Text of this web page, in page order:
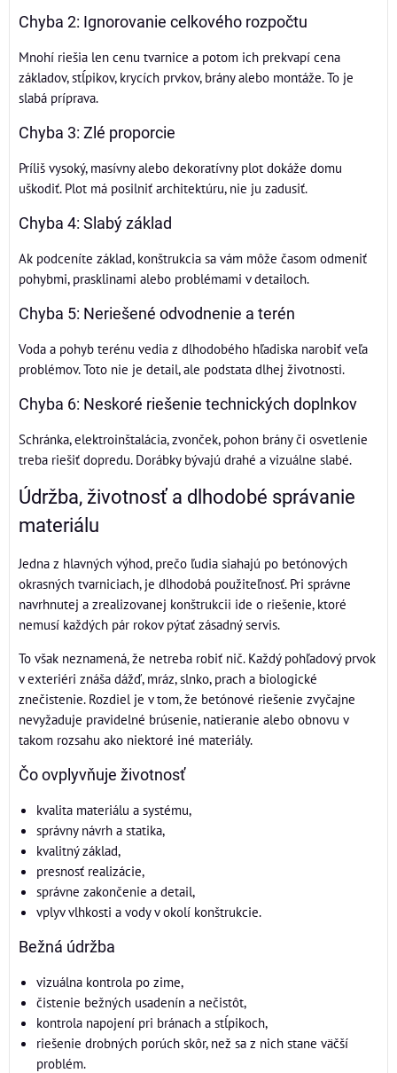
Chyba 2: Ignorovanie celkového rozpočtu
Mnohí riešia len cenu tvarnice a potom ich prekvapí cena
základov, stĺpikov, krycích prvkov, brány alebo montáže. To je
slabá príprava.
Chyba 3: Zlé proporcie
Príliš vysoký, masívny alebo dekoratívny plot dokáže domu
uškodiť. Plot má posilniť architektúru, nie ju zadusiť.
Chyba 4: Slabý základ
Ak podceníte základ, konštrukcia sa vám môže časom odmeniť
pohybmi, prasklinami alebo problémami v detailoch.
Chyba 5: Neriešené odvodnenie a terén
Voda a pohyb terénu vedia z dlhodobého hľadiska narobiť veľa
problémov. Toto nie je detail, ale podstata dlhej životnosti.
Chyba 6: Neskoré riešenie technických doplnkov
Schránka, elektroinštalácia, zvonček, pohon brány či osvetlenie
treba riešiť dopredu. Dorábky bývajú drahé a vizuálne slabé.
Údržba, životnosť a dlhodobé správanie
materiálu
Jedna z hlavných výhod, prečo ľudia siahajú po betónových
okrasných tvarniciach, je dlhodobá použiteľnosť. Pri správne
navrhnutej a zrealizovanej konštrukcii ide o riešenie, ktoré
nemusí každých pár rokov pýtať zásadný servis.
To však neznamená, že netreba robiť nič. Každý pohľadový prvok
v exteriéri znáša dážď, mráz, slnko, prach a biologické
znečistenie. Rozdiel je v tom, že betónové riešenie zvyčajne
nevyžaduje pravidelné brúsenie, natieranie alebo obnovu v
takom rozsahu ako niektoré iné materiály.
Čo ovplyvňuje životnosť
kvalita materiálu a systému,
správny návrh a statika,
kvalitný základ,
presnosť realizácie,
správne zakončenie a detail,
vplyv vlhkosti a vody v okolí konštrukcie.
Bežná údržba
vizuálna kontrola po zime,
čistenie bežných usadenín a nečistôt,
kontrola napojení pri bránach a stĺpikoch,
riešenie drobných porúch skôr, než sa z nich stane väčší
problém.